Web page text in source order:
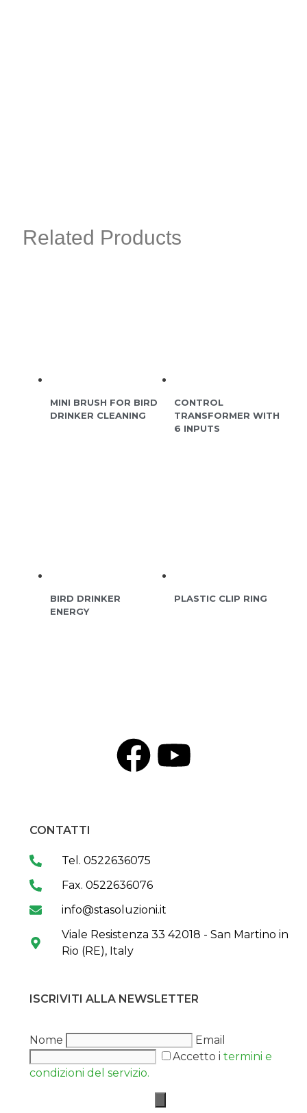
Related Products
MINI BRUSH FOR BIRD
DRINKER CLEANING
CONTROL
TRANSFORMER WITH
6 INPUTS
BIRD DRINKER
ENERGY
PLASTIC CLIP RING
CONTATTI
Tel. 0522636075
Fax. 0522636076
info@stasoluzioni.it
Viale Resistenza 33 42018 - San Martino in
Rio (RE), Italy
ISCRIVITI ALLA NEWSLETTER
Nome
Email
Accetto i termini e
condizioni del servizio.